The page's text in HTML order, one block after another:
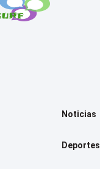
Noticias
Deportes